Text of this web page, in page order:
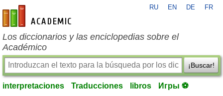
es-academic.com
RU EN DE FR
Los diccionarios y las enciclopedias sobre el
Académico
¡Buscar!
interpretaciones Traducciones libros Игры ⚽